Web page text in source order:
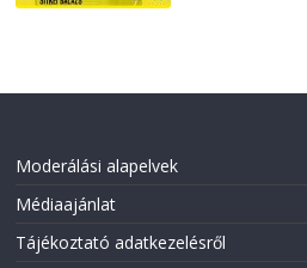
Moderálási alapelvek
Médiaajánlat
Tájékoztató adatkezelésről